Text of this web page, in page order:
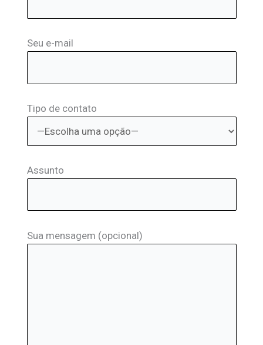
Seu e-mail
Tipo de contato
Assunto
Sua mensagem (opcional)